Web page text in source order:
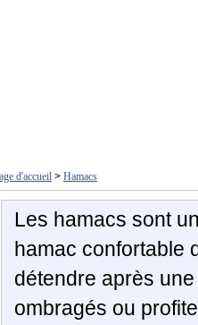
d'accueil > Hamacs
Les hamacs sont
hamac confortable
détendre après
ombragés ou